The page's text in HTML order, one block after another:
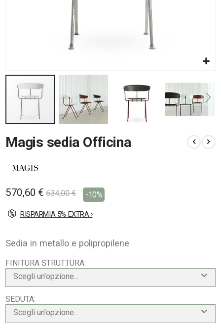
all'inizio
della
Magis sedia Officina
570,60 € 634,00 € -10%
RISPARMIA 5% EXTRA ›
Sedia in metallo e polipropilene
FINITURA STRUTTURA
Scegli un'opzione...
SEDUTA
Scegli un'opzione...